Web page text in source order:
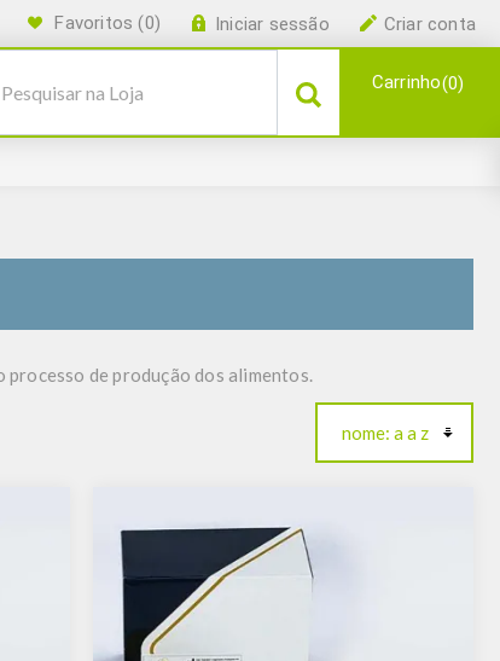
Criar conta
Iniciar sessão
Favoritos (0)
Carrinho 0
de produção dos alimentos.